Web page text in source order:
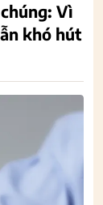
Vì
khó hút